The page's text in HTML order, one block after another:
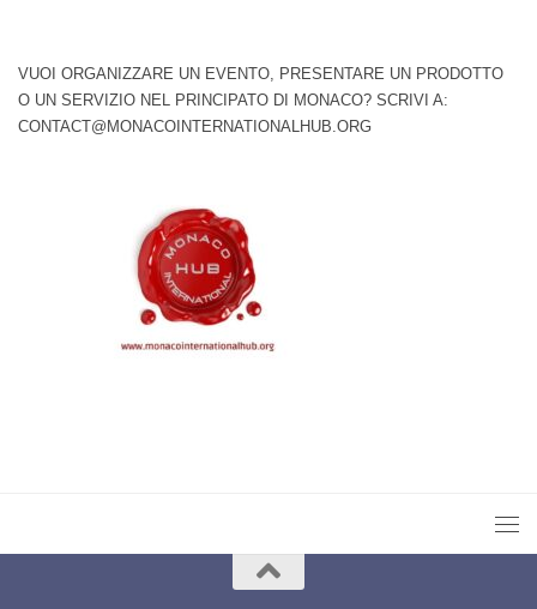
VUOI ORGANIZZARE UN EVENTO, PRESENTARE UN PRODOTTO
O UN SERVIZIO NEL PRINCIPATO DI MONACO? SCRIVI A:
CONTACT@MONACOINTERNATIONALHUB.ORG